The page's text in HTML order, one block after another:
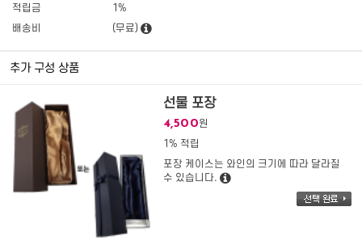
적립금
1%
배송비
(무료)
추가 구성 상품
선물 포장
4,500원
1% 적립
포장 케이스는 와인의 크기에 따라 달라질
수 있습니다.